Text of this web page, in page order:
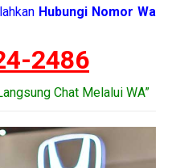
Hubungi Nomor Wa
2486
Chat Melalui WA”